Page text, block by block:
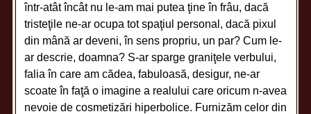
într-atât încât nu le-am mai putea ţine în frâu, dacă
tristeţile ne-ar ocupa tot spaţiul personal, dacă pixul
din mână ar deveni, în sens propriu, un par? Cum le-
ar descrie, doamna? S-ar sparge graniţele verbului,
falia în care am cădea, fabuloasă, desigur, ne-ar
scoate în faţă o imagine a realului care oricum n-avea
nevoie de cosmetizări hiperbolice. Furnizăm celor din